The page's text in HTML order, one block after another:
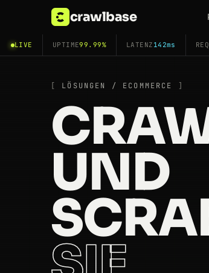
crawlbase
LIVE UPTIME99.99% LATENZ 142ms
LÖSUNGEN / ECOMMERCE
UND